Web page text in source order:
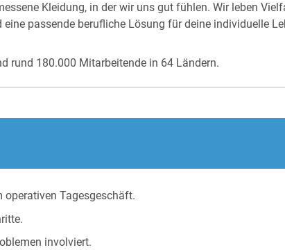
Kleidung, in der wir uns gut fühlen. Wir leben
passende berufliche Lösung für deine individuelle
rund 180.000 Mitarbeitende in 64 Ländern.
operativen Tagesgeschäft.
involviert.